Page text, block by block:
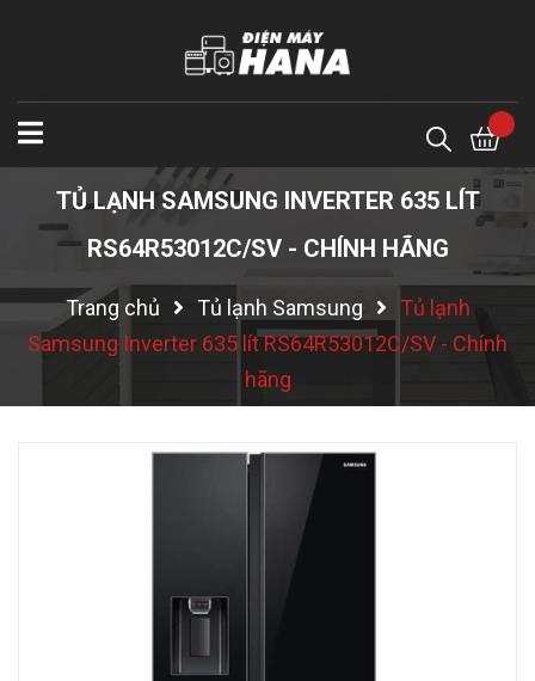
TỦ LẠNH SAMSUNG INVERTER 635 LÍT
RS64R53012C/SV - CHÍNH HÃNG
Trang chủ Tủ lạnh Samsung
Tủ lạnh
Samsung Inverter 635 lít RS64R53012C/SV - Chính
hãng